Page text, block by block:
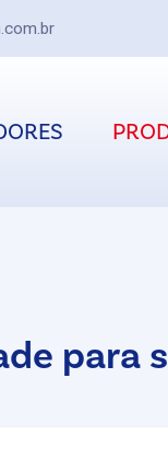
para